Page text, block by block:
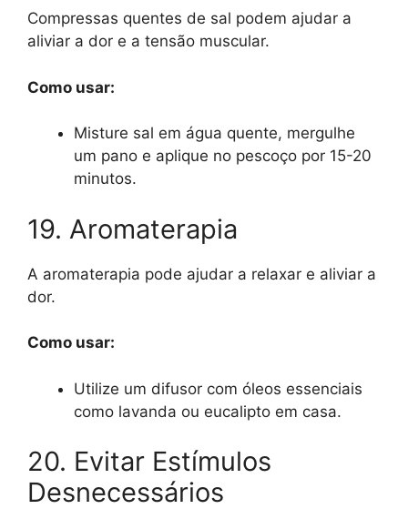
Compressas quentes de sal podem ajudar a
aliviar a dor e a tensão muscular.
Como usar:
Misture sal em água quente, mergulhe
um pano e aplique no pescoço por 15-20
minutos.
19. Aromaterapia
A aromaterapia pode ajudar a relaxar e aliviar a
dor.
Como usar:
Utilize um difusor com óleos essenciais
como lavanda ou eucalipto em casa.
20. Evitar Estímulos
Desnecessários